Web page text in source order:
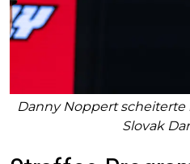
Danny Noppert
Slovak